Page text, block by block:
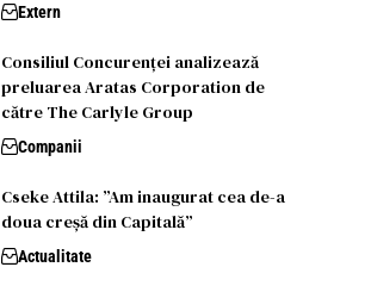
Extern
Consiliul Concurenței analizează
preluarea Aratas Corporation de
către The Carlyle Group
Companii
Cseke Attila: ”Am inaugurat cea de-a
doua creșă din Capitală”
Actualitate